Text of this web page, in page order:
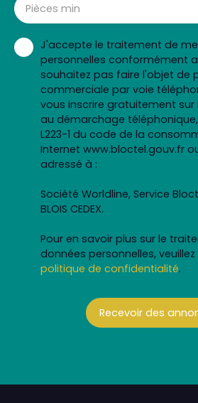
Pièces min
J'accepte le traitement de
personnelles conformément
souhaitez pas faire l'objet de
commerciale par voie
vous inscrire gratuitement
au démarchage
L223-1 du code de la
Internet www.bloctel.gouv.fr
adressé à :
Société Worldline, Service
BLOIS CEDEX.
Pour en savoir plus sur le
données personnelles,
politique de confidentialité.
Recevoir des